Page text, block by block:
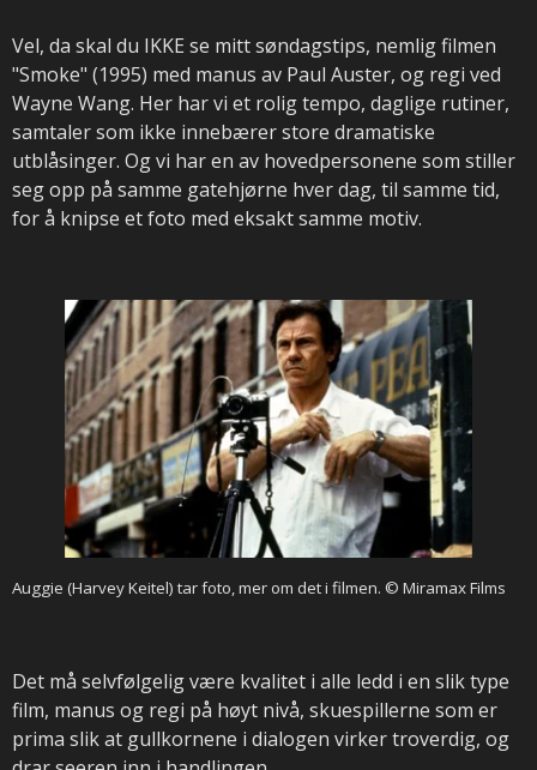
Vel, da skal du IKKE se mitt søndagstips, nemlig filmen
"Smoke" (1995) med manus av Paul Auster, og regi ved
Wayne Wang. Her har vi et rolig tempo, daglige rutiner,
samtaler som ikke innebærer store dramatiske
utblåsinger. Og vi har en av hovedpersonene som stiller
seg opp på samme gatehjørne hver dag, til samme tid,
for å knipse et foto med eksakt samme motiv.
Auggie (Harvey Keitel) tar foto, mer om det i filmen. © Miramax Films
Det må selvfølgelig være kvalitet i alle ledd i en slik type
film, manus og regi på høyt nivå, skuespillerne som er
prima slik at gullkornene i dialogen virker troverdig, og